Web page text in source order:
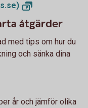
åtgärder
med tips om hur du
och sänka dina
år och jämför olika